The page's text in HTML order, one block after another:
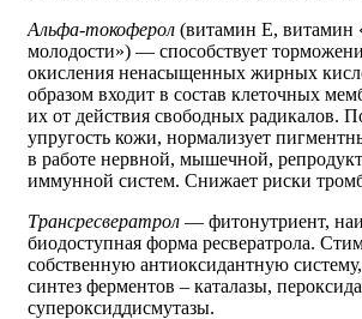
Альфа-токоферол (витамин Е, витамин
молодости») — способствует
окисления ненасыщенных жирных
образом входит в состав клеточных
их от действия свободных радикалов.
упругость кожи, нормализует
в работе нервной, мышечной,
иммунной систем. Снижает риски
Трансресвератрол — фитонутриент,
биодоступная форма ресвератрола.
собственную антиоксидантную
синтез ферментов – каталазы,
супероксиддисмутазы.